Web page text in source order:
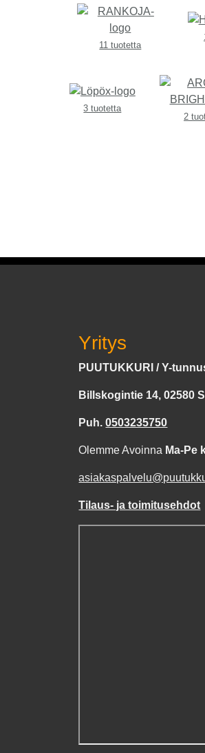
11 tuotetta
3 tuotetta
2
Yritys
PUUTUKKURI / Y-
Billskogintie 14, 02580
Puh.0503235750
Olemme Avoinna Ma-Pe
Tilaus- ja toimitusehdot